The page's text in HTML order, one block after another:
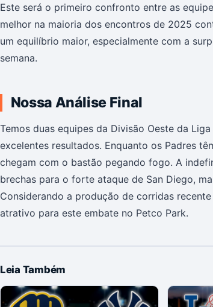
Este será o primeiro confronto entre as
melhor na maioria dos encontros de 2025
um equilíbrio maior, especialmente com a
semana.
Nossa Análise Final
Temos duas equipes da Divisão Oeste da
excelentes resultados. Enquanto os Padres
chegam com o bastão pegando fogo. A
brechas para o forte ataque de San Diego,
Considerando a produção de corridas
atrativo para este embate no Petco Park.
Leia Também